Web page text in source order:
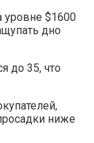
уровне $1600
дно
до 35, что
ниже